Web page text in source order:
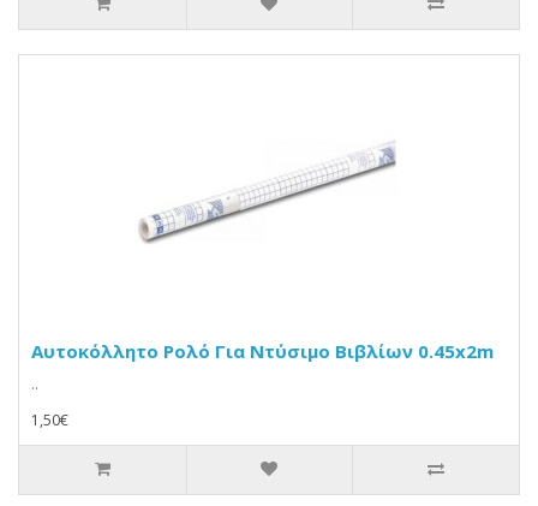
Αυτοκόλλητο Ρολό Για Ντύσιμο Βιβλίων 0.45x2m
..
1,50€